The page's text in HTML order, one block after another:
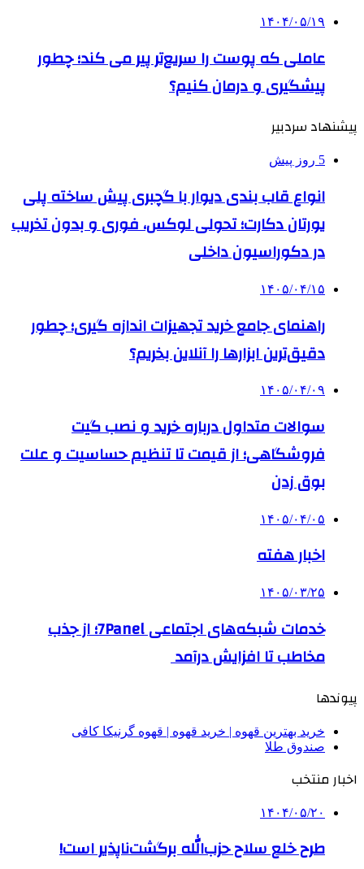
۱۴۰۴/۰۵/۱۹
عاملی که پوست را سریع‌تر پیر می کند؛ چطور
پیشگیری و درمان کنیم؟
پیشنهاد سردبیر
5 روز پیش
انواع قاب بندی دیوار با گچبری پیش ساخته پلی
یورتان دکارت؛ تحولی لوکس، فوری و بدون تخریب
در دکوراسیون داخلی
۱۴۰۵/۰۴/۱۵
راهنمای جامع خرید تجهیزات اندازه گیری؛ چطور
دقیق‌ترین ابزارها را آنلاین بخریم؟
۱۴۰۵/۰۴/۰۹
سوالات متداول درباره خرید و نصب گیت
فروشگاهی؛ از قیمت تا تنظیم حساسیت و علت
بوق زدن
۱۴۰۵/۰۴/۰۵
اخبار هفته
۱۴۰۵/۰۳/۲۵
خدمات شبکه‌های اجتماعی 7Panel؛ از جذب
مخاطب تا افزایش درآمد
پیوندها
خرید بهترین قهوه | خرید قهوه | قهوه گرنیکا کافی
صندوق طلا
اخبار منتخب
۱۴۰۴/۰۵/۲۰
طرح خلع سلاح حزب‌الله برگشت‌ناپذیر است!